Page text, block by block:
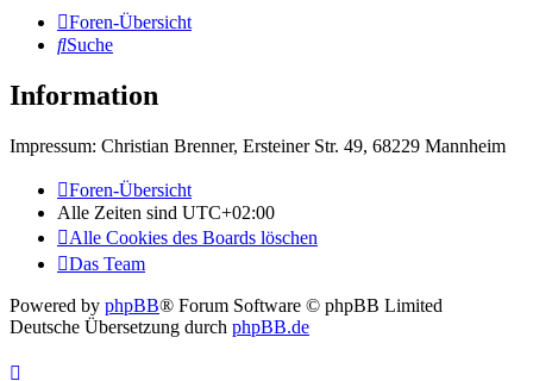
Foren-Übersicht
Suche
Information
Impressum: Christian Brenner, Ersteiner Str. 49, 68229 Mannheim
Foren-Übersicht
Alle Zeiten sind UTC+02:00
Alle Cookies des Boards löschen
Das Team
Powered by phpBB® Forum Software © phpBB Limited
Deutsche Übersetzung durch phpBB.de